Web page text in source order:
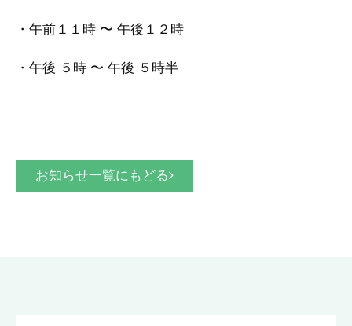
・午前１１時 〜 午後１２時
・午後 ５時 〜 午後 ５時半
お知らせ一覧にもどる